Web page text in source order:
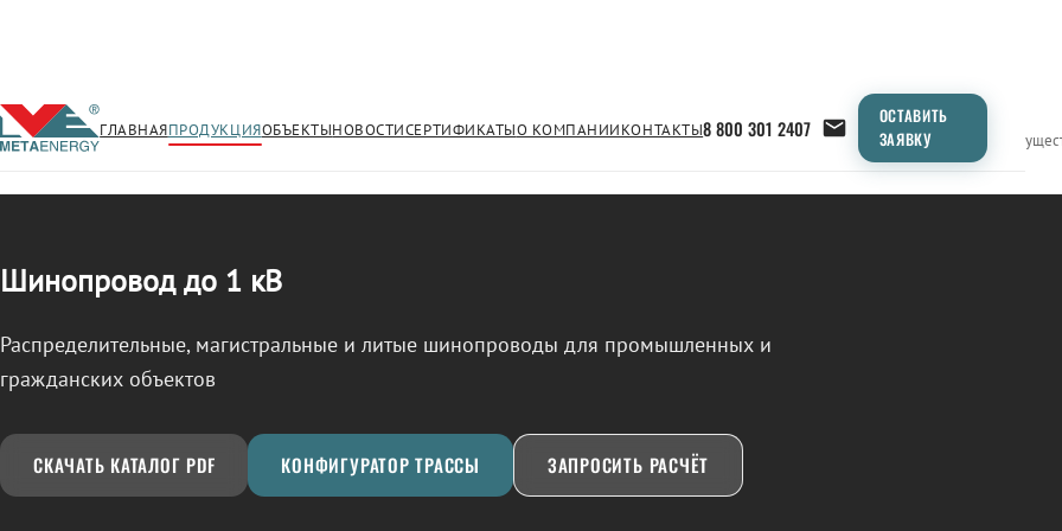
ГЛАВНАЯПРОДУКЦИЯОБЪЕКТЫНОВОСТИСЕРТИФИКАТЫО КОМПАНИИКОНТАКТЫ8 800 301 2407
ОСТАВИТЬ
ЗАЯВКУ
← Продукция/ШИНОПРОВОД Применение Продукция ТипоразмерыСравнение
Шинопровод до 1 кВ
Распределительные, магистральные и литые шинопроводы для промышленных и
гражданских объектов
СКАЧАТЬ КАТАЛОГ PDF КОНФИГУРАТОР ТРАССЫ ЗАПРОСИТЬ РАСЧЁТ